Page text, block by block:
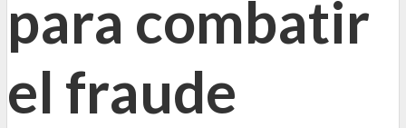
para combatir
el fraude